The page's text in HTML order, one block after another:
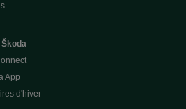
App
d'hiver